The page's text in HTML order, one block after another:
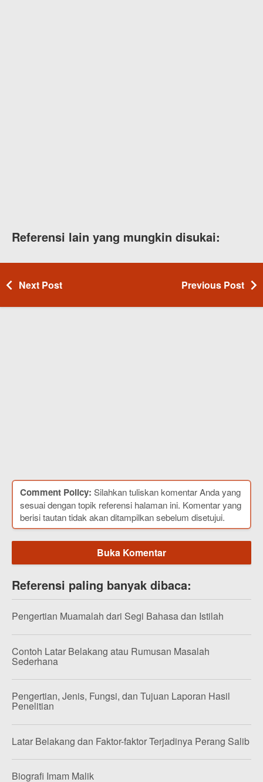
Referensi lain yang mungkin disukai:
Next Post Previous Post
Comment Policy: Silahkan tuliskan komentar Anda yang
sesuai dengan topik referensi halaman ini. Komentar yang
berisi tautan tidak akan ditampilkan sebelum disetujui.
Buka Komentar
Referensi paling banyak dibaca:
Pengertian Muamalah dari Segi Bahasa dan Istilah
Contoh Latar Belakang atau Rumusan Masalah
Sederhana
Pengertian, Jenis, Fungsi, dan Tujuan Laporan Hasil
Penelitian
Latar Belakang dan Faktor-faktor Terjadinya Perang Salib
Biografi Imam Malik